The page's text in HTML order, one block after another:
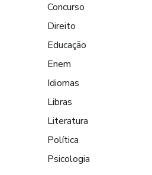
Concurso
Direito
Educação
Enem
Idiomas
Libras
Literatura
Política
Psicologia